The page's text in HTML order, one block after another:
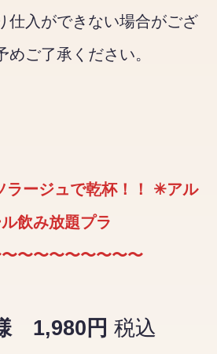
仕入ができない場合がござ
めご了承ください。
ラージュで乾杯！！ ✳︎アル
飲み放題プラ
〜〜〜〜〜〜〜〜
1,980円 税込